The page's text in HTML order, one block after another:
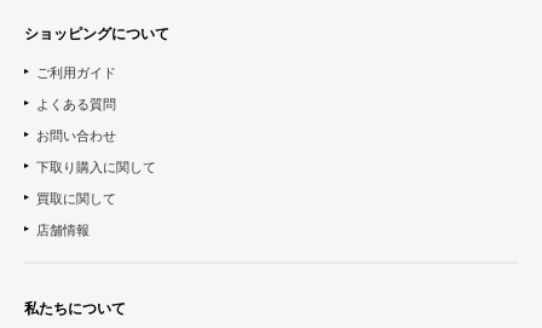
ショッピングについて
ご利用ガイド
よくある質問
お問い合わせ
下取り購入に関して
買取に関して
店舗情報
私たちについて